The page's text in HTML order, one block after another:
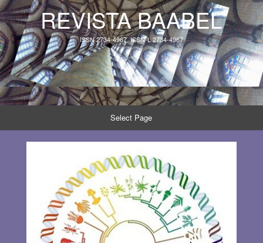
REVISTA BAABEL
ISSN 2734-4967, ISSN-L 2734-4967
Select Page